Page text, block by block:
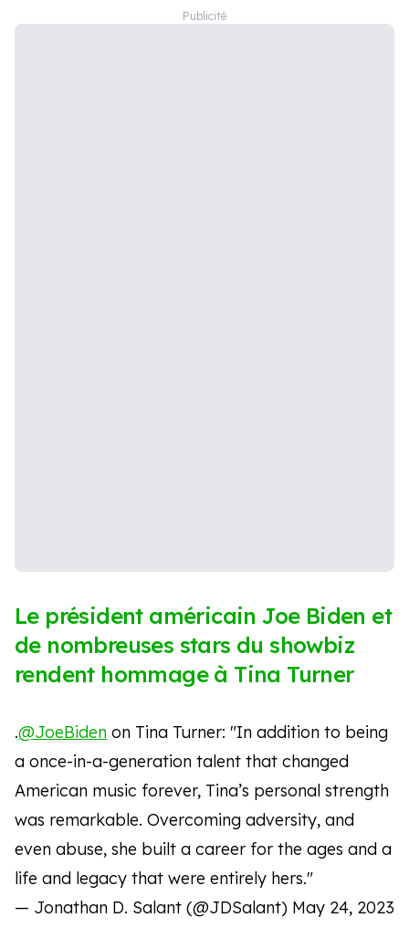
Le président américain Joe Biden et
de nombreuses stars du showbiz
rendent hommage à Tina Turner
.@JoeBiden on Tina Turner: "In addition to being
a once-in-a-generation talent that changed
American music forever, Tina’s personal strength
was remarkable. Overcoming adversity, and
even abuse, she built a career for the ages and a
life and legacy that were entirely hers."
— Jonathan D. Salant (@JDSalant) May 24, 2023